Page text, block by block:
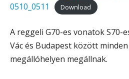
0510_0511
Download
A reggeli G70-es vonatok S70-
Vác és Budapest között
megállóhelyen megállnak.